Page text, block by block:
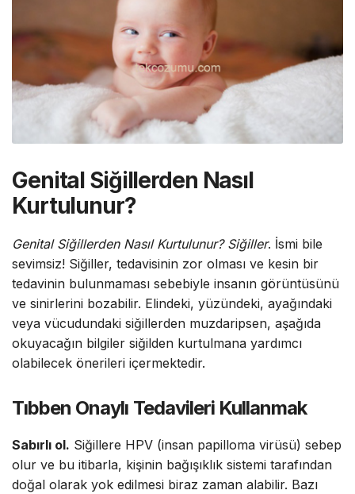
Genital Siğillerden Nasıl
Kurtulunur?
Genital Siğillerden Nasıl Kurtulunur? Siğiller. İsmi bile
sevimsiz! Siğiller, tedavisinin zor olması ve kesin bir
tedavinin bulunmaması sebebiyle insanın görüntüsünü
ve sinirlerini bozabilir. Elindeki, yüzündeki, ayağındaki
veya vücudundaki siğillerden muzdaripsen, aşağıda
okuyacağın bilgiler siğilden kurtulmana yardımcı
olabilecek önerileri içermektedir.
Tıbben Onaylı Tedavileri Kullanmak
Sabırlı ol. Siğillere HPV (insan papilloma virüsü) sebep
olur ve bu itibarla, kişinin bağışıklık sistemi tarafından
doğal olarak yok edilmesi biraz zaman alabilir. Bazı